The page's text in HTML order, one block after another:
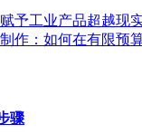
予工业产品超越现
作：如何在有限预
骤